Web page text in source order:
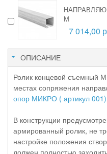
М
7 014,00
ОПИСАНИЕ
Ролик концевой съемный
местах сопряжения
опор МИКРО ( артикул 001)
В конструкции
армированный ролик, не
настройке положения
должен полностью